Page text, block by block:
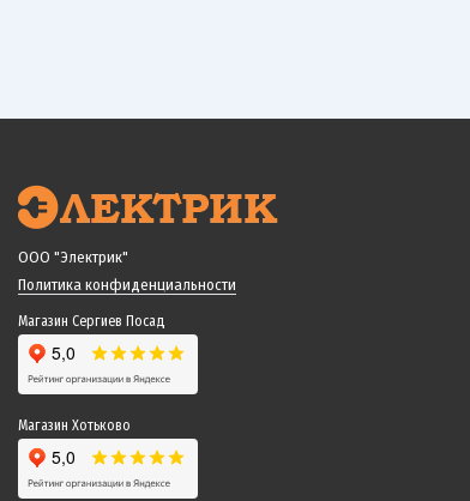
ООО "Электрик"
Политика конфиденциальности
Магазин Сергиев Посад
Магазин Хотьково